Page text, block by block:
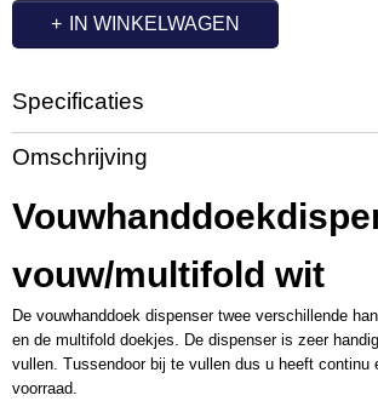
IN WINKELWAGEN
Specificaties
Productcode
PL2266
Productcode leverancier
431102
37,40 x 27,50 x 10,60 cm
Omschrijving
vouw/multifold wit
De vouwhanddoek dispenser twee verschillende
en de multifold doekjes. De dispenser is zeer
vullen. Tussendoor bij te vullen dus u heeft continu
voorraad.